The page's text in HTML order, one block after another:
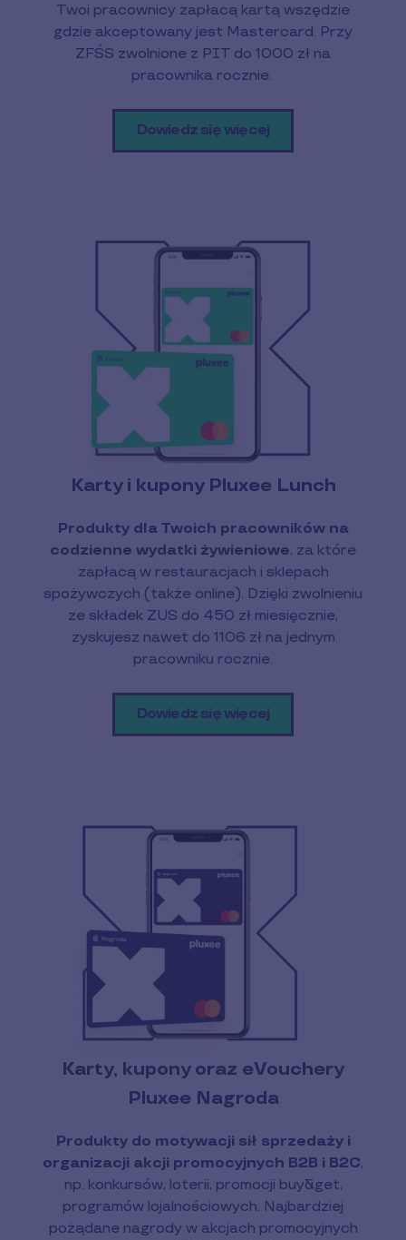
Twoi pracownicy zapłacą kartą wszędzie
gdzie akceptowany jest Mastercard. Przy
ZFŚS zwolnione z PIT do 1000 zł na
pracownika rocznie.
Dowiedz się więcej
Karty i kupony Pluxee Lunch
Produkty dla Twoich pracowników na
codzienne wydatki żywieniowe, za które
zapłacą w restauracjach i sklepach
spożywczych (także online). Dzięki zwolnieniu
ze składek ZUS do 450 zł miesięcznie,
zyskujesz nawet do 1106 zł na jednym
pracowniku rocznie.
Dowiedz się więcej
Karty, kupony oraz eVouchery
Pluxee Nagroda
Produkty do motywacji sił sprzedaży i
organizacji akcji promocyjnych B2B i B2C,
np. konkursów, loterii, promocji buy&get,
programów lojalnościowych. Najbardziej
pożądane nagrody w akcjach promocyjnych